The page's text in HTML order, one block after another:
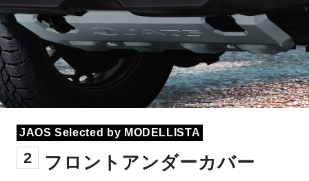
JAOS Selected by MODELLISTA
2 フロントアンダーカバー